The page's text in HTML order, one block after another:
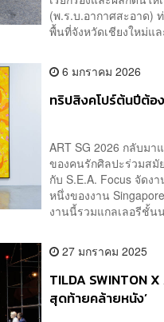
(พ.ร.บ.อากาศสะอาด)
พื้นที่จังหวัดเชียงใหม่แ
6 มกราคม 2026
ทริปสิงคโปร์ต้นปีต้อ
ART SG 2026 กลับม
ของคนรักศิลปะร่วมสมั
กับ S.E.A. Focus จัดง
หนึ่งของงาน
งานนี้รวมแกลเลอรีชั้น
27 มกราคม 2025
TILDA SWINTON
สุดท้ายคล้ายหนัง’